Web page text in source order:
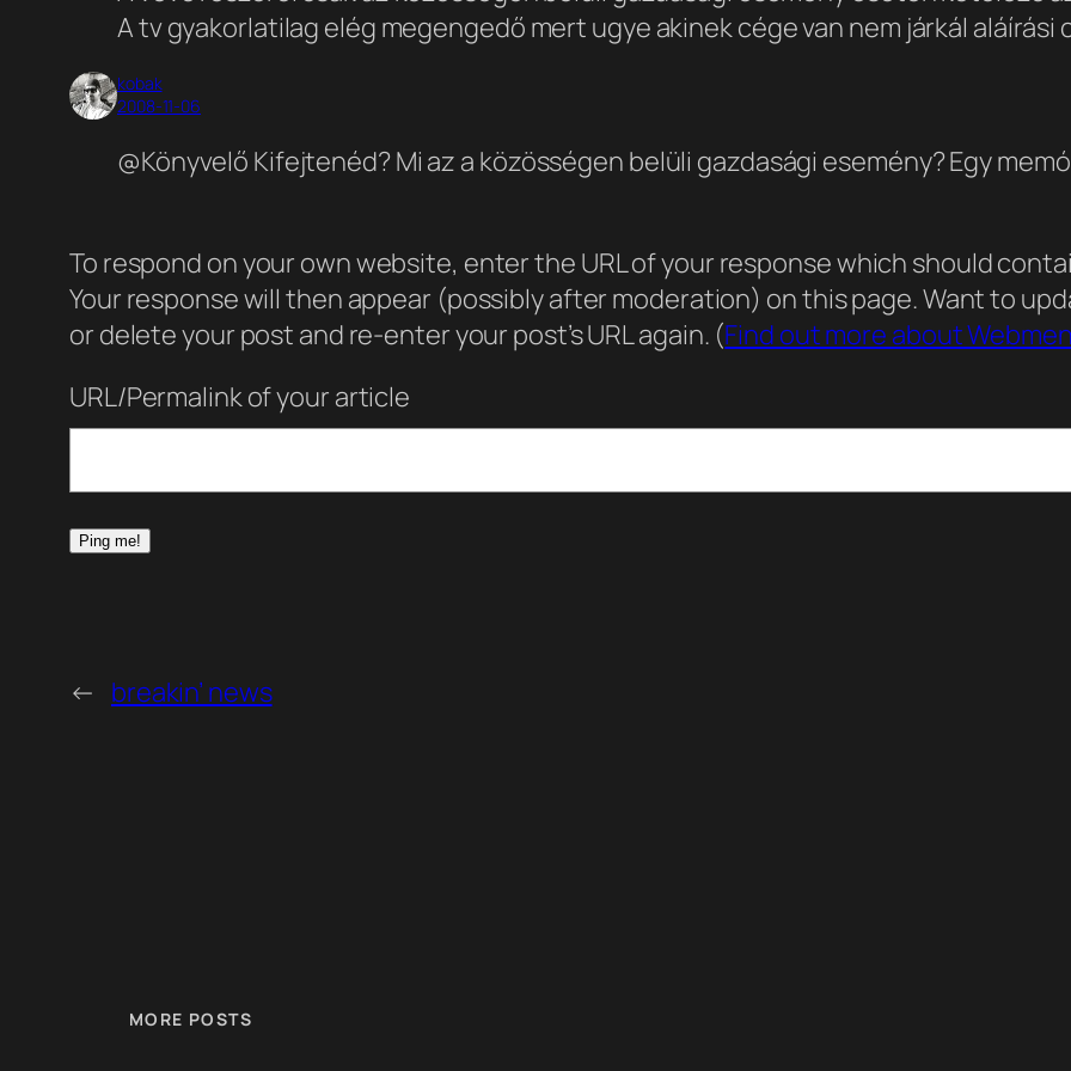
A tv gyakorlatilag elég megengedő mert ugye akinek cége van nem járkál aláírási
kobak
2008-11-06
@Könyvelő Kifejtenéd? Mi az a közösségen belüli gazdasági esemény? Egy
To respond on your own website, enter the URL of your response which should
Your response will then appear (possibly after moderation) on this page. Want to
or delete your post and re-enter your post’s URL again. (Find out more about
URL/Permalink of your article
← breakin’ news
MORE POSTS